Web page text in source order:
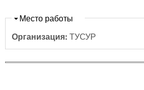
Скрыть
Место работы
Организация: ТУСУР